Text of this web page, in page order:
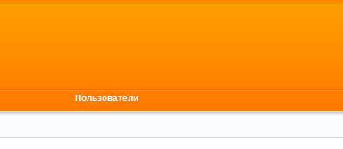
Пользователи